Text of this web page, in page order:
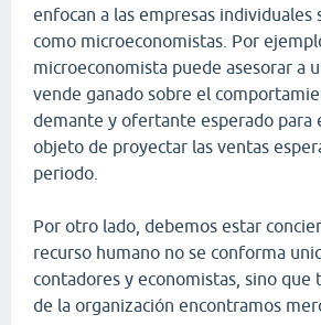
enfocan a las empresas individuales
como microeconomistas. Por
microeconomista puede asesorar a
vende ganado sobre el
demante y ofertante esperado para
objeto de proyectar las ventas
periodo.
Por otro lado, debemos estar
recurso humano no se conforma
contadores y economistas, sino
de la organización encontramos